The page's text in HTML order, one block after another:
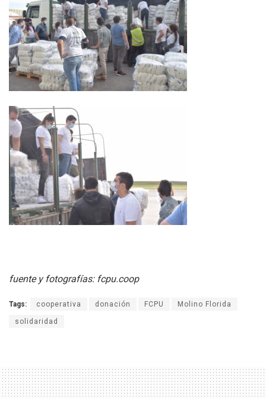
fuente y fotografías: fcpu.coop
Tags: cooperativa donación FCPU Molino Florida
solidaridad